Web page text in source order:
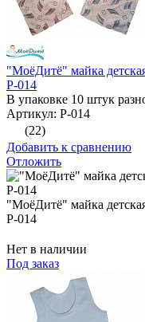
"МоёДитё" майка
Р-014
В упаковке 10 штук
Артикул: Р-014
(22)
Добавить к сравнению
Отложить
"МоёДитё" майка
Р-014
Нет в наличии
Под заказ